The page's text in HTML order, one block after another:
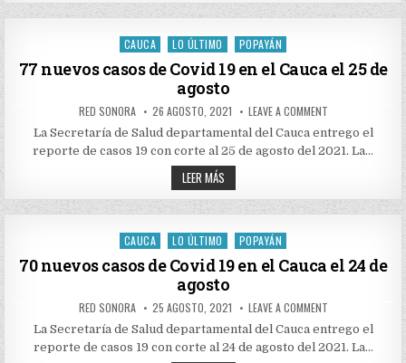
EL
CASOS
DE
19
EN
EL
CAUCA
EL
26
DE
AGOSTO
Posted
CAUCA LO ÚLTIMO POPAYÁN
77 nuevos casos de Covid 19 en el Cauca el 25 de
agosto
AUTHOR:
RED SONORA PUBLISHED
DATE:
26 AGOSTO, 2021 LEAVE A COMMENTON
NUEVOS
CASOS
DE
EL
EL
La Secretaría de Salud departamental del Cauca entrego el
reporte de casos 19 con corte al 25 de agosto del 2021. La…
LEER MÁS77
NUEVOS
CASOS
DE
19
EN
EL
CAUCA
EL
25
DE
AGOSTO
Posted
CAUCA LO ÚLTIMO POPAYÁN
70 nuevos casos de Covid 19 en el Cauca el 24 de
agosto
AUTHOR:
RED SONORA PUBLISHED
DATE:
25 AGOSTO, 2021 LEAVE A COMMENTON
NUEVOS
CASOS
DE
La Secretaría de Salud departamental del Cauca entrego el
reporte de casos 19 con corte al 24 de agosto del 2021. La…